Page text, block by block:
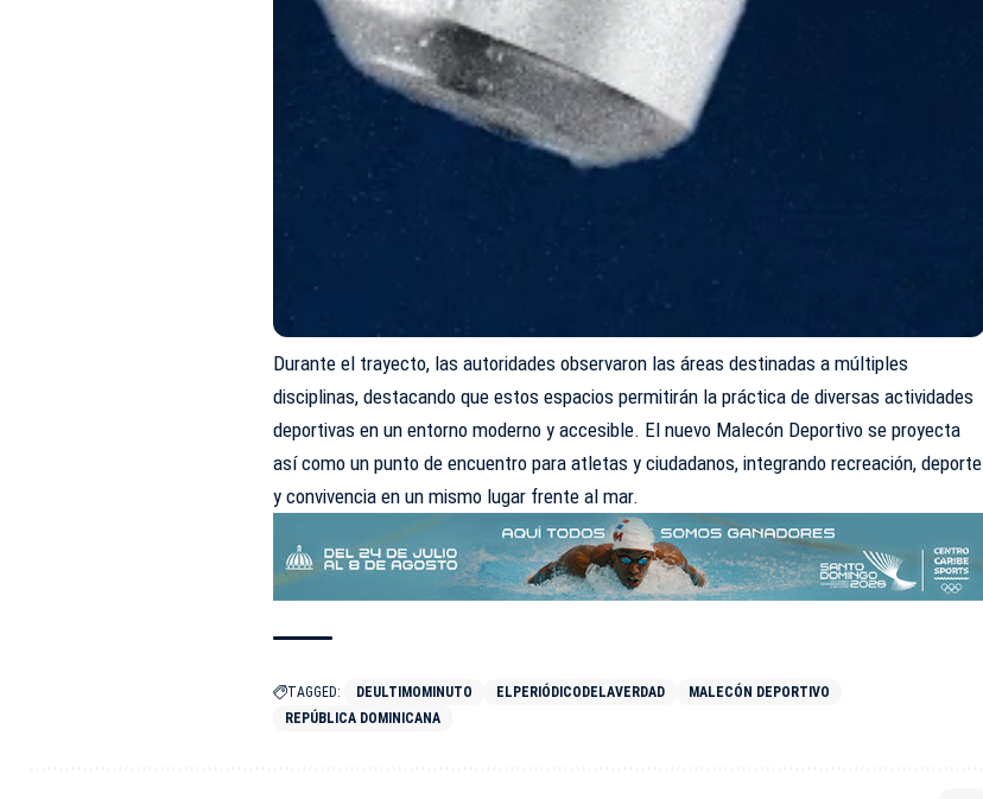
Durante el trayecto, las autoridades observaron las áreas destinadas a múltiples
disciplinas, destacando que estos espacios permitirán la práctica de diversas actividades
deportivas en un entorno moderno y accesible. El nuevo Malecón Deportivo se proyecta
así como un punto de encuentro para atletas y ciudadanos, integrando recreación, deporte
y convivencia en un mismo lugar frente al mar.
TAGGED: DEULTIMOMINUTO ELPERIÓDICODELAVERDAD
MALECÓN DEPORTIVO
REPÚBLICA DOMINICANA